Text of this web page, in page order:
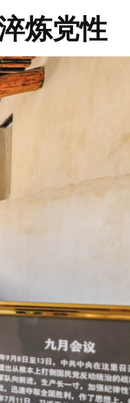
炼党性